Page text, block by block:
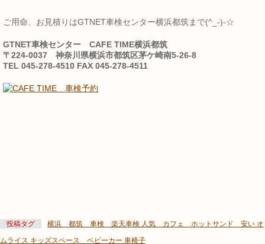
ご用命、お見積りはGTNET車検センター横浜都筑まで(^_-)-☆
GTNET車検センター CAFE TIME横浜都筑
〒224-0037 神奈川県横浜市都筑区茅ケ崎南5-26-8
TEL 045-278-4510 FAX 045-278-4511
投稿タグ
横浜 都筑 車検 楽天車検 人気 カフェ ホットサンド 安い オ
ムライス キッズスペース ベビーカー 車椅子